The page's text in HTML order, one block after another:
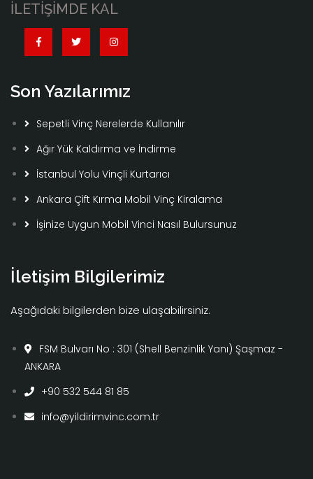
İLETİŞİMDE KAL
Son Yazılarımız
Sepetli Vinç Nerelerde Kullanılır
Ağır Yük Kaldırma ve İndirme
İstanbul Yolu Vinçli Kurtarıcı
Ankara Çift Kırma Mobil Vinç Kiralama
İşinize Uygun Mobil Vinci Nasıl Bulursunuz
İletişim Bilgilerimiz
Aşağıdaki bilgilerden bize ulaşabilirsiniz.
FSM Bulvarı No : 301 (Shell Benzinlik Yanı) Şaşmaz -
ANKARA
+90 532 544 81 85
info@yildirimvinc.com.tr